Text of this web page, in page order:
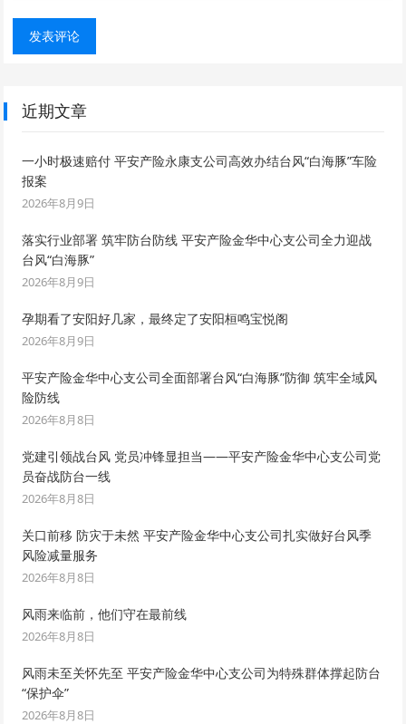
近期文章
一小时极速赔付 平安产险永康支公司高效办结台风“白海豚”车险
报案
2026年8月9日
落实行业部署 筑牢防台防线 平安产险金华中心支公司全力迎战
台风“白海豚”
2026年8月9日
孕期看了安阳好几家，最终定了安阳桓鸣宝悦阁
2026年8月9日
平安产险金华中心支公司全面部署台风“白海豚”防御 筑牢全域风
险防线
2026年8月8日
党建引领战台风 党员冲锋显担当——平安产险金华中心支公司党
员奋战防台一线
2026年8月8日
关口前移 防灾于未然 平安产险金华中心支公司扎实做好台风季
风险减量服务
2026年8月8日
风雨来临前，他们守在最前线
2026年8月8日
风雨未至关怀先至 平安产险金华中心支公司为特殊群体撑起防台
“保护伞”
2026年8月8日